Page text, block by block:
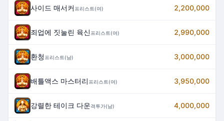
사이드 매서커 프리스트(여) 2,200,000
죄업에 짓눌린 육신 프리스트(여) 2,990,000
환청 프리스트(남) 3,000,000
배틀액스 마스터리 프리스트(여) 3,950,000
강렬한 테이크 다운격투가(남) 4,000,000